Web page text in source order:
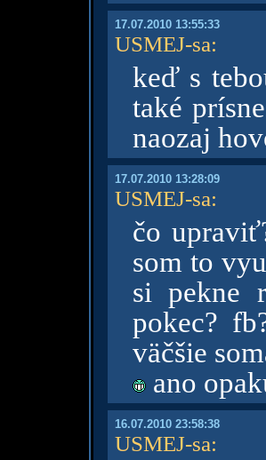
17.07.2010 13:55:33
USMEJ-sa:
keď s
také
naozaj
17.07.2010 13:28:09
USMEJ-sa:
čo
som to
si pekne
pokec?
väčšie
ano
16.07.2010 23:58:38
USMEJ-sa: